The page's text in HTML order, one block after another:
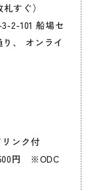
すぐ）
2-101 船場セ
、 オンライ
ンク付
円 ※ODC